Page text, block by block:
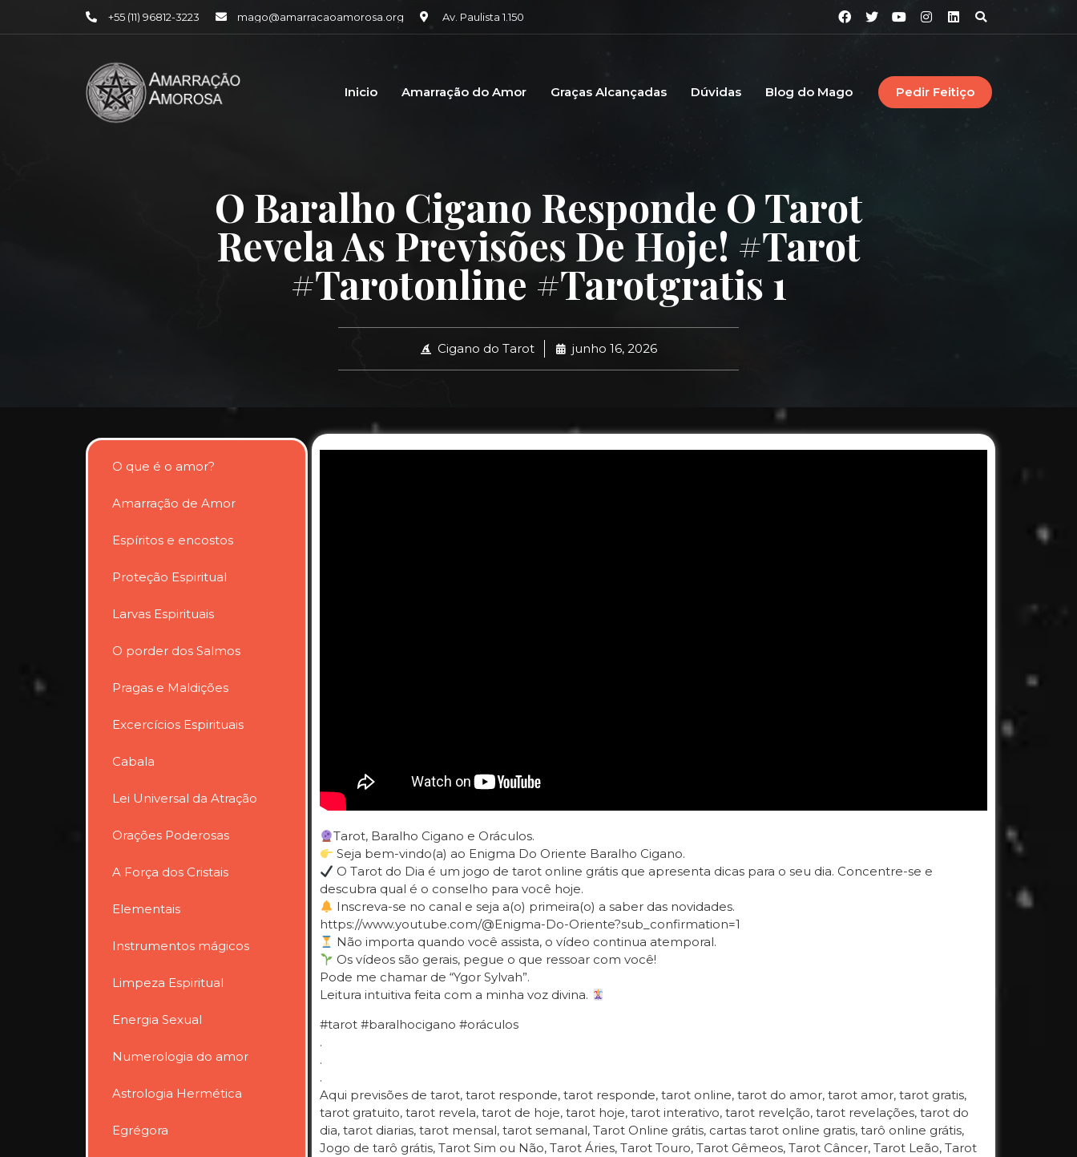
+55 (11) 96812-3223 mago@amarracaoamorosa.org Av. Paulista 1.150
Inicio Amarração do Amor Graças Alcançadas Dúvidas Blog do Mago Pedir Feitiço
O Baralho Cigano Responde O Tarot
Revela As Previsões De Hoje! #tarot
#tarotonline #tarotgratis 1
Cigano do Tarot junho 16, 2026
O que é o amor?
Amarração de Amor
Espíritos e encostos
Proteção Espiritual
Larvas Espirituais
O porder dos Salmos
Pragas e Maldições
Excercícios Espirituais
Cabala
Lei Universal da Atração
Orações Poderosas
A Força dos Cristais
Elementais
Instrumentos mágicos
Limpeza Espiritual
Energia Sexual
Numerologia do amor
Astrologia Hermética
Egrégora
Tarot, Baralho Cigano e Oráculos.
Seja bem-vindo(a) ao Enigma Do Oriente Baralho Cigano.
O Tarot do Dia é um jogo de tarot online grátis que apresenta dicas para o seu dia. Concentre-se e
descubra qual é o conselho para você hoje.
Inscreva-se no canal e seja a(o) primeira(o) a saber das novidades.
https://www.youtube.com/@Enigma-Do-Oriente?sub_confirmation=1
Não importa quando você assista, o vídeo continua atemporal.
Os vídeos são gerais, pegue o que ressoar com você!
Pode me chamar de “Ygor Sylvah”.
Leitura intuitiva feita com a minha voz divina.
#tarot #baralhocigano #oráculos
.
.
.
Aqui previsões de tarot, tarot responde, tarot responde, tarot online, tarot do amor, tarot amor, tarot gratis,
tarot gratuito, tarot revela, tarot de hoje, tarot hoje, tarot interativo, tarot revelção, tarot revelações, tarot do
dia, tarot diarias, tarot mensal, tarot semanal, Tarot Online grátis, cartas tarot online gratis, tarô online grátis,
Jogo de tarô grátis, Tarot Sim ou Não, Tarot Áries, Tarot Touro, Tarot Gêmeos, Tarot Câncer, Tarot Leão, Tarot